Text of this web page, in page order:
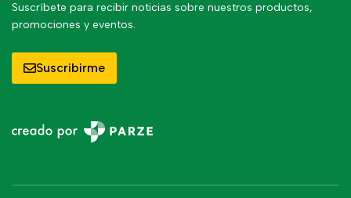
Suscríbete para recibir noticias sobre nuestros productos,
promociones y eventos.
Suscribirme